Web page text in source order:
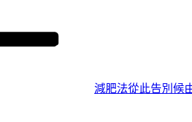
減肥法從此告別候